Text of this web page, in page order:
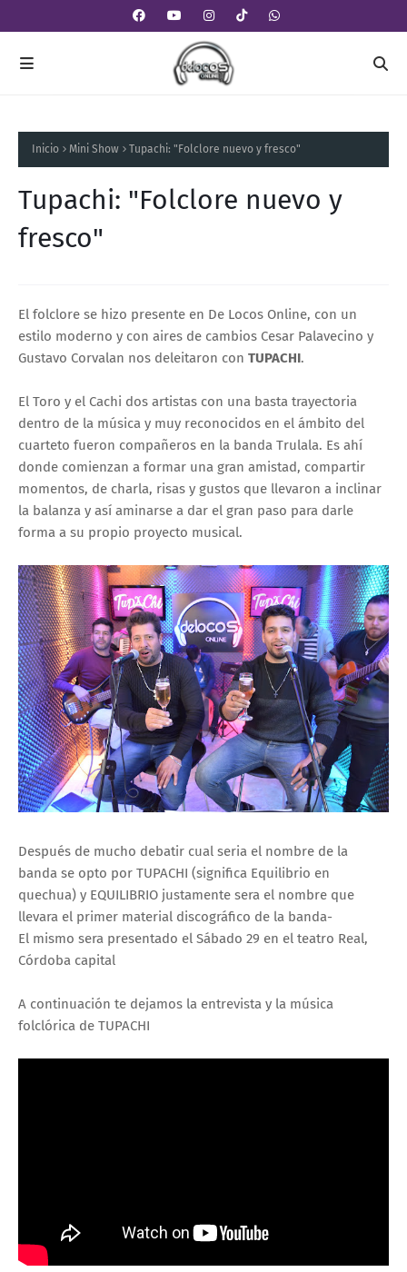
Inicio Mini Show Tupachi: "Folclore nuevo y fresco"
Tupachi: "Folclore nuevo y
fresco"
El folclore se hizo presente en De Locos Online, con un
estilo moderno y con aires de cambios Cesar Palavecino y
Gustavo Corvalan nos deleitaron con TUPACHI.
El Toro y el Cachi dos artistas con una basta trayectoria
dentro de la música y muy reconocidos en el ámbito del
cuarteto fueron compañeros en la banda Trulala. Es ahí
donde comienzan a formar una gran amistad, compartir
momentos, de charla, risas y gustos que llevaron a inclinar
la balanza y así aminarse a dar el gran paso para darle
forma a su propio proyecto musical.
Después de mucho debatir cual seria el nombre de la
banda se opto por TUPACHI (significa Equilibrio en
quechua) y EQUILIBRIO justamente sera el nombre que
llevara el primer material discográfico de la banda-
El mismo sera presentado el Sábado 29 en el teatro Real,
Córdoba capital
A continuación te dejamos la entrevista y la música
folclórica de TUPACHI